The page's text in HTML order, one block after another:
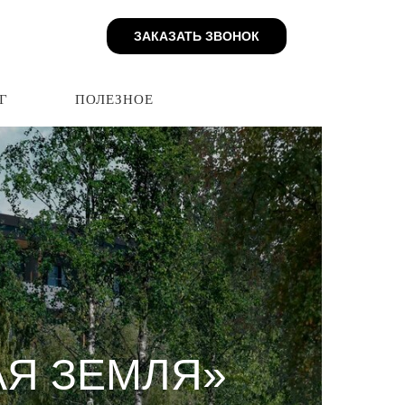
ЗАКАЗАТЬ ЗВОНОК
ПОЛЕЗНОЕ
ЗАКАЗАТЬ ЗВОНОК
ПОЛЕЗНОЕ
ЗЕМЛЯ»